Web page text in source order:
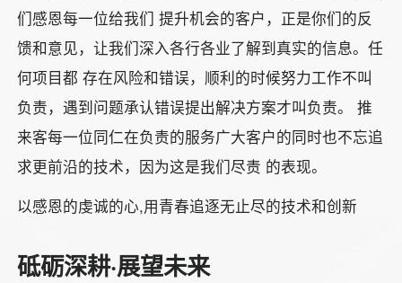
们感恩每一位给我们 提升机会的客户，正是你们的反
馈和意见，让我们深入各行各业了解到真实的信息。任
何项目都 存在风险和错误，顺利的时候努力工作不叫
负责，遇到问题承认错误提出解决方案才叫负责。 推
来客每一位同仁在负责的服务广大客户的同时也不忘追
求更前沿的技术，因为这是我们尽责 的表现。
以感恩的虔诚的心,用青春追逐无止尽的技术和创新
砥砺深耕·展望未来